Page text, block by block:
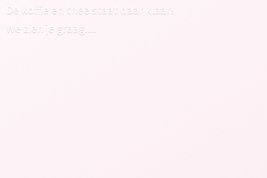
De koffie en thee staat daar klaar!
We zien je graag.....